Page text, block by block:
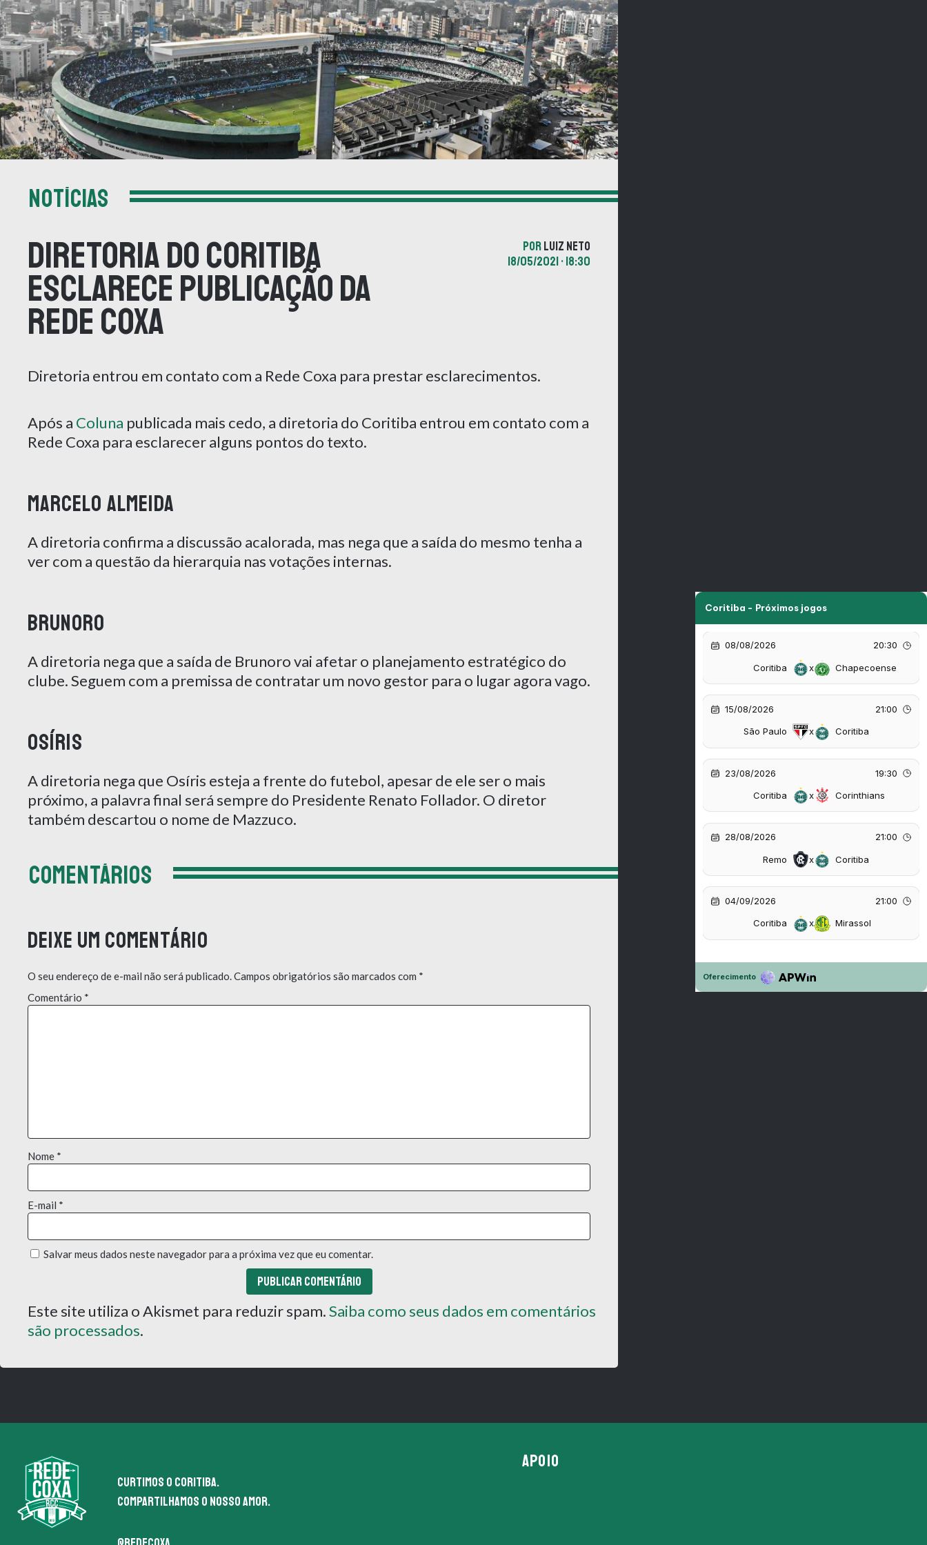
NOTÍCIAS
Diretoria do Coritiba
esclarece publicação da
Rede Coxa
PORLUIZ NETO
18/05/2021 • 18:30
Diretoria entrou em contato com a Rede Coxa para prestar esclarecimentos.
Após a Coluna publicada mais cedo, a diretoria do Coritiba entrou em contato com a
Rede Coxa para esclarecer alguns pontos do texto.
Marcelo Almeida
A diretoria confirma a discussão acalorada, mas nega que a saída do mesmo tenha a
ver com a questão da hierarquia nas votações internas.
Brunoro
A diretoria nega que a saída de Brunoro vai afetar o planejamento estratégico do
clube. Seguem com a premissa de contratar um novo gestor para o lugar agora vago.
Osíris
A diretoria nega que Osíris esteja a frente do futebol, apesar de ele ser o mais
próximo, a palavra final será sempre do Presidente Renato Follador. O diretor
também descartou o nome de Mazzuco.
COMENTÁRIOS
Deixe um comentário
O seu endereço de e-mail não será publicado.Campos obrigatórios são marcados com *
Comentário *
Nome *
E-mail *
Salvar meus dados neste navegador para a próxima vez que eu comentar.
Este site utiliza o Akismet para reduzir spam.Saiba como seus dados em comentários
são processados.
Curtimos o coritiba.
Compartilhamos o nosso amor.
APOIO